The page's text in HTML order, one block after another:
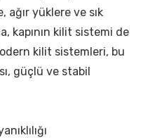
ağır yüklere ve sık
kapının kilit sistemi de
kilit sistemleri, bu
güçlü ve stabil